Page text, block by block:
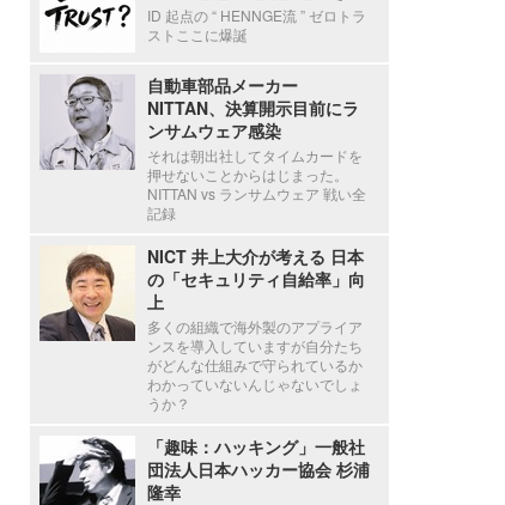
ID 起点の “ HENNGE流 ” ゼロトラ
ストここに爆誕
自動車部品メーカー
NITTAN、決算開示目前にラ
ンサムウェア感染
それは朝出社してタイムカードを
押せないことからはじまった。
NITTAN vs ランサムウェア 戦い全
記録
NICT 井上大介が考える 日本
の「セキュリティ自給率」向
上
多くの組織で海外製のアプライア
ンスを導入していますが自分たち
がどんな仕組みで守られているか
わかっていないんじゃないでしょ
うか？
「趣味：ハッキング」一般社
団法人日本ハッカー協会 杉浦
隆幸